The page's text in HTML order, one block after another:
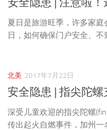
夏日是旅游旺季，许多家
日，如何确保门户安全、不
北美 2017年7月22日
安全隐患 | 指尖陀
深受儿童欢迎的指尖陀螺
传出起火自燃事件，加州